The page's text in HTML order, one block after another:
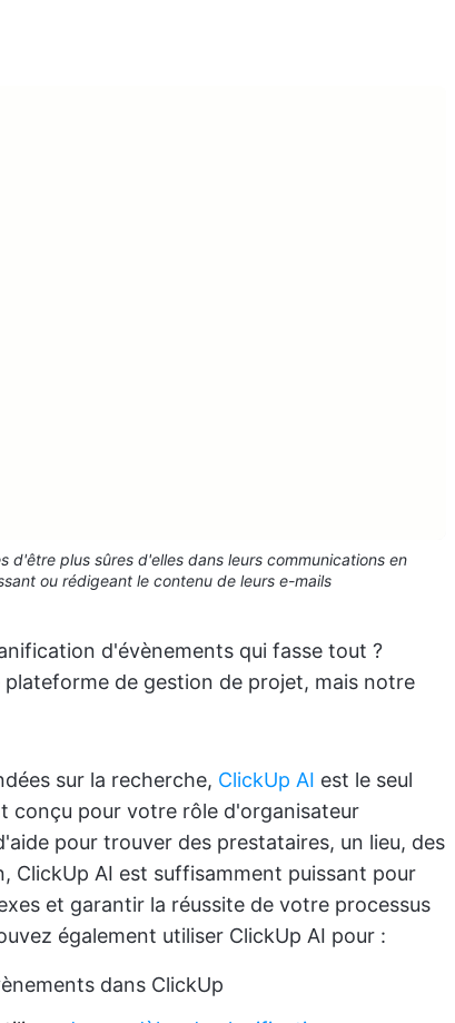
d'être plus sûres d'elles dans leurs communications en
ou rédigeant le contenu de leurs e-mails
d'évènements qui fasse tout ?
de gestion de projet, mais notre
sur la recherche, ClickUp AI est le seul
conçu pour votre rôle d'organisateur
pour trouver des prestataires, un lieu, des
ClickUp AI est suffisamment puissant pour
et garantir la réussite de votre processus
également utiliser ClickUp AI pour :
dans ClickUp